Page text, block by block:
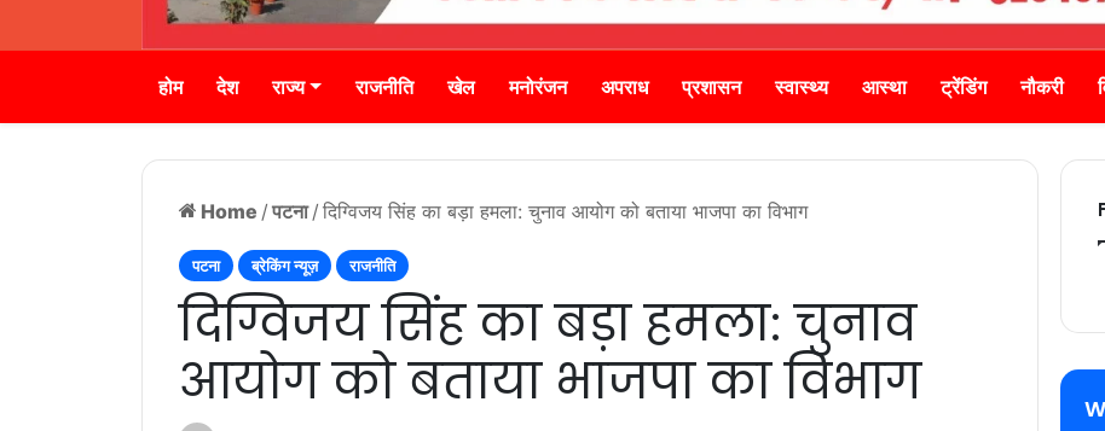
होम देश राज्य राजनीति खेल मनोरंजन अपराध प्रशासन स्वास्थ्य आस्था ट्रेंडिंग नौकरी
Home / पटना / दिग्विजय सिंह का बड़ा हमला: चुनाव आयोग को बताया भाजपा का विभाग
पटना ब्रेकिंग न्यूज़ राजनीति
दिग्विजय सिंह का बड़ा हमला: चुनाव
आयोग को बताया भाजपा का विभाग